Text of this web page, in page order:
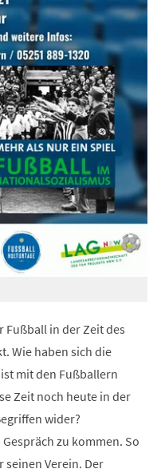
Fußball in der Zeit des
Wie haben sich die
mit den Fußballern
Zeit noch heute in der
wider?
zu kommen. So
Verein. Der